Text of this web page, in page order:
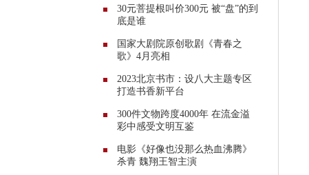
30元菩提根叫价300元 被“盘”的到
底是谁
国家大剧院原创歌剧《青春之
歌》4月亮相
2023北京书市：设八大主题专区
打造书香新平台
300件文物跨度4000年 在流金溢
彩中感受文明互鉴
电影《好像也没那么热血沸腾》
杀青 魏翔王智主演